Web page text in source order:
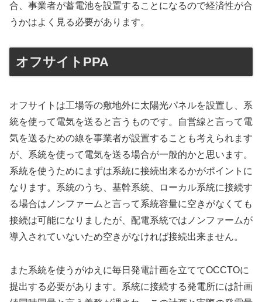
合、事業者が蓄電池を設置することになるので経済性が合
うかはよく見る必要があります。
オフサイトPPA
オフサイトは工場等の敷地外に太陽光パネルを設置し、系
統を使って電気を送ると言うものです。自営線と言って電
気を送るための線を事業者が設置することも考えられます
が、系統を使って電気を送る場合が一般的かと思います。
系統を使うためにまずは系統に接続出来るかがポイントに
なります。系統のうち、基幹系統、ローカル系統に接続す
る場合はノンファームと言って系統容量に空きがなくても
接続は可能になりましたが、配電系統ではノンファームが
導入されていないため空きがなければ接続出来ません。
また系統を使うがゆえに毎日発電計画を立ててOCCTOに
提出する必要があります。系統に接続する発電所には計画